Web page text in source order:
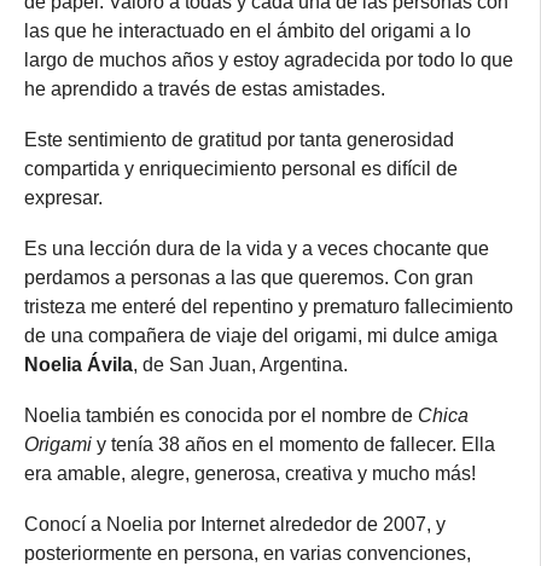
las que he interactuado en el ámbito del origami a lo
largo de muchos años y estoy agradecida por todo lo que
he aprendido a través de estas amistades.
Este sentimiento de gratitud por tanta generosidad
compartida y enriquecimiento personal es difícil de
expresar.
Es una lección dura de la vida y a veces chocante que
perdamos a personas a las que queremos. Con gran
tristeza me enteré del repentino y prematuro fallecimiento
de una compañera de viaje del origami, mi dulce amiga
Noelia Ávila, de San Juan, Argentina.
Noelia también es conocida por el nombre de Chica
Origami y tenía 38 años en el momento de fallecer. Ella
era amable, alegre, generosa, creativa y mucho más!
Conocí a Noelia por Internet alrededor de 2007, y
posteriormente en persona, en varias convenciones,